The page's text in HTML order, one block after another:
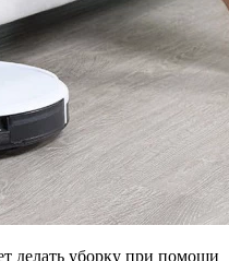
делать уборку при помощи